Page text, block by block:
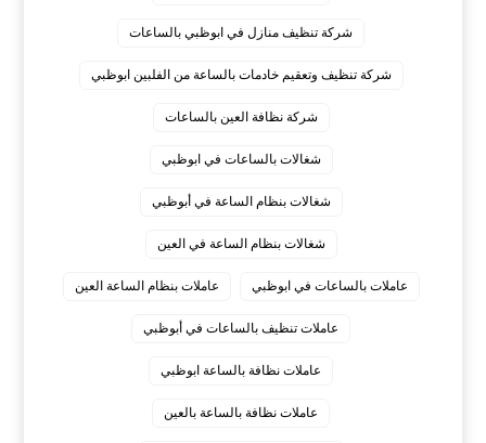
شركة تنظيف منازل في ابوظبي بالساعات
شركة تنظيف وتعقيم خادمات بالساعة من الفلبين ابوظبي
شركة نظافة العين بالساعات
شغالات بالساعات في ابوظبي
شغالات بنظام الساعة في أبوظبي
شغالات بنظام الساعة في العين
عاملات بالساعات في ابوظبي عاملات بنظام الساعة العين
عاملات تنظيف بالساعات في أبوظبي
عاملات نظافة بالساعة ابوظبي
عاملات نظافة بالساعة بالعين